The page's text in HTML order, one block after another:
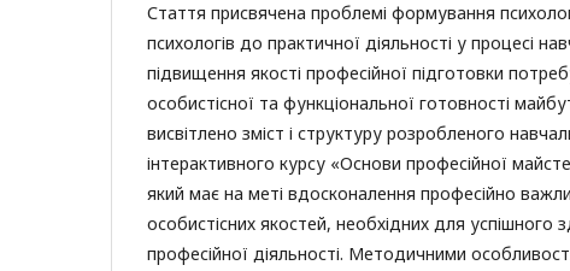
Стаття присвячена проблемі формування
психологів до практичної діяльності у процесі
підвищення якості професійної підготовки
особистісної та функціональної готовності
висвітлено зміст і структуру розробленого
інтерактивного курсу «Основи професійної
який має на меті вдосконалення професійно
особистісних якостей, необхідних для успішного
професійної діяльності. Методичними